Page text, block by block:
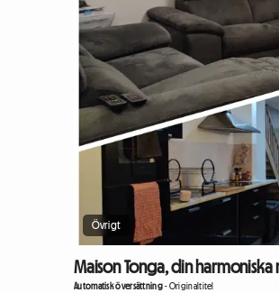
Övrigt
Maison Tonga, din harmoniska
Automatisk översättning-Originaltitel